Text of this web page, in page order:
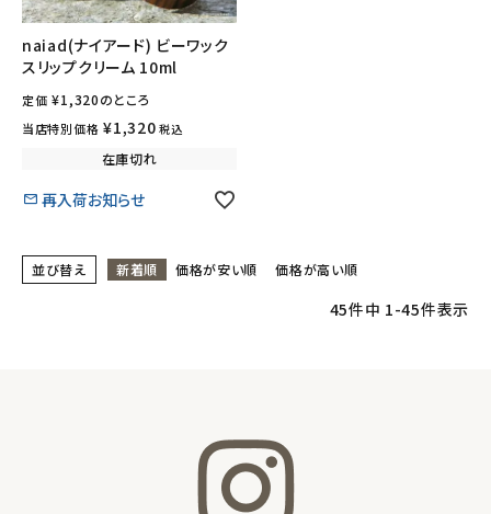
naiad(ナイアード) ビーワック
スリップクリーム 10ml
定価 ¥1,320のところ
当店特別価格 ¥1,320 税込
在庫切れ
再入荷お知らせ
並び替え 新着順 価格が安い順 価格が高い順
45件中 1-45件表示